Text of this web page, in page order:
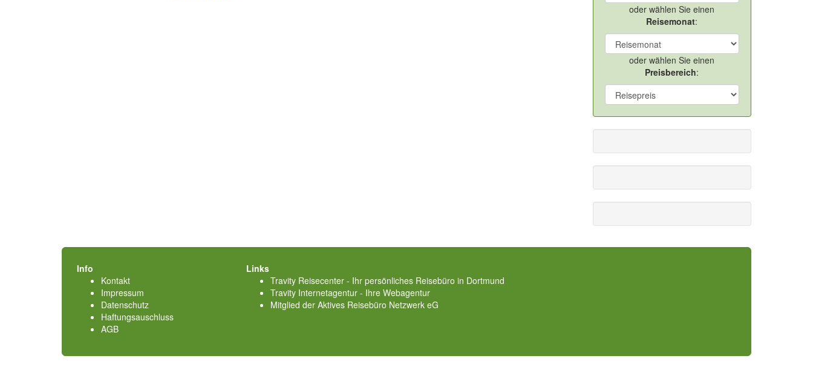
oder wählen Sie einen
Reisemonat:
oder wählen Sie einen
Preisbereich:
Info
Kontakt
Impressum
Datenschutz
Haftungsauschluss
AGB
Links
Travity Reisecenter - Ihr persönliches Reisebüro in Dortmund
Travity Internetagentur - Ihre Webagentur
Mitglied der Aktives Reisebüro Netzwerk eG